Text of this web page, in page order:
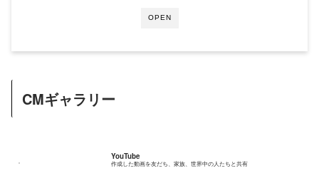
OPEN
CMギャラリー
YouTube
作成した動画を友だち、家族、世界中の人たちと共有